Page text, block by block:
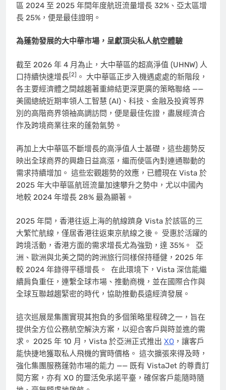
區 2024 至 2025 年間年度航班流量增長 32%、亞太區增
長 25%，便是最佳證明。
為蓬勃發展的大中華市場，呈獻頂尖私人航空體驗
截至 2026 年 4 月為止，大中華區的超高淨值 (UHNW) 人
口持續快速增長[2] 。 大中華區正步入機遇處處的新階段，
各主要經濟體之間越趨著重締結更深更廣的策略聯絡 ——
美國總統近期率領人工智慧 (AI)、科技、金融及投資等界
別的高階商界領袖高調訪問，便是最佳佐證，盡展經濟合
作及跨境商業往來的蓬勃氣勢。
再加上大中華區不斷增長的高淨值人士基礎，這些趨勢反
映出全球商界的興趣日益高漲，繼而使區內對連通聯動的
需求持續增加。 這些宏觀趨勢的效應，已體現在 Vista 於
2025 年大中華區航班流量加速攀升之勢中，尤以中國內
地較 2024 年增長 28% 最為顯著。
2025 年間，香港往返上海的航線躋身 Vista 於該區的三
大繁忙航線，僅居香港往返東京航線之後。 受惠於活躍的
跨境活動，香港方面的需求增長尤為強勁，達 35%。 亞
洲、歐洲與北美之間的跨洲旅行同樣保持穩健，2025 年
較 2024 年錄得平穩增長。 在此環境下，Vista 深信能繼
續肩負重任，連繫全球市場、推動商機，並在國際合作與
全球互聯越趨緊密的時代，協助推動長遠經濟發展。
這次巡展是集團實現其抱負的多個策略里程碑之一，旨在
提供全方位公務航空解決方案，以迎合客戶與時並進的需
求。 2025 年 10 月，Vista 於亞洲正式推出 XO ，讓客戶
能快捷地獲取私人飛機的實時價格。 這次擴張來得及時，
強化集團服務蓬勃市場的能力 —— 既有 VistaJet 的尊貴訂
閱方案，亦有 XO 的靈活免承諾平臺，確保客戶能隨時隨